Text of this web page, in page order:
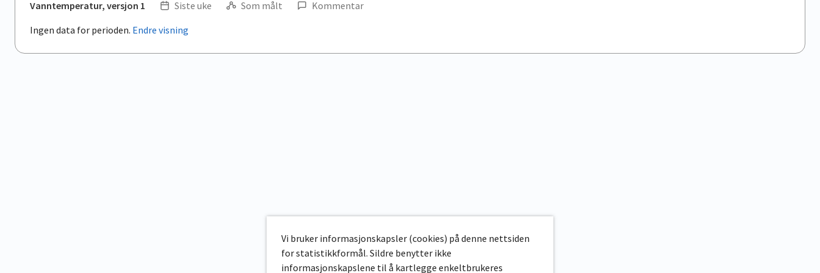
Vanntemperatur, versjon 1 Siste uke Som målt
Kommentar
Ingen data for perioden. Endre visning
Vi bruker informasjonskapsler (cookies) på denne nettsiden
for statistikkformål. Sildre benytter ikke
informasjonskapslene til å kartlegge enkeltbrukeres